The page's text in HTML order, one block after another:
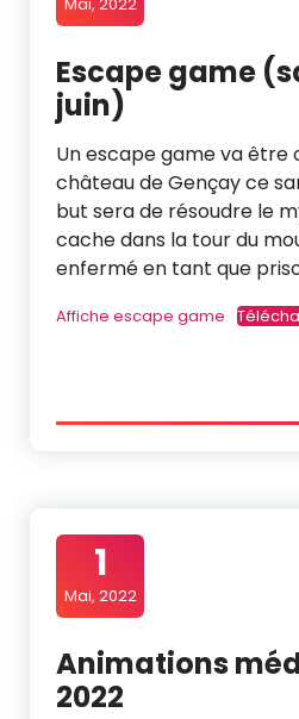
Escape game
juin)
Un escape game va être
château de Gençay ce
but sera de résoudre le
cache dans la tour du
enfermé en tant que
Affiche escape game
1
Mai, 2022
Animations
2022